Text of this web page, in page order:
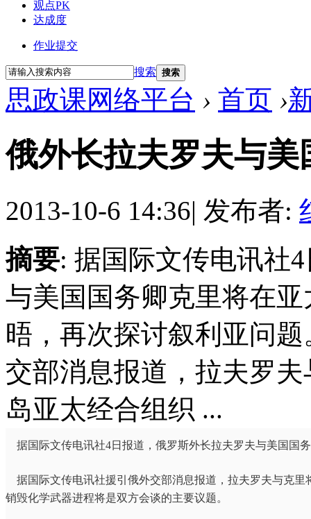
观点PK
达成度
作业提交
搜索 搜索
思政课网络平台 › 首页 ›
俄外长拉夫罗夫与
2013-10-6 14:36| 发布者:
摘要: 据国际文传电讯社
与美国国务卿克里将在
晤，再次探讨叙利亚问
交部消息报道，拉夫罗
岛亚太经合组织 ...
据国际文传电讯社4日报道，俄罗斯外长拉夫罗夫与美国国
据国际文传电讯社援引俄外交部消息报道， 拉夫罗夫与克里
销毁化学武器进程将是双方会谈的主要议题。